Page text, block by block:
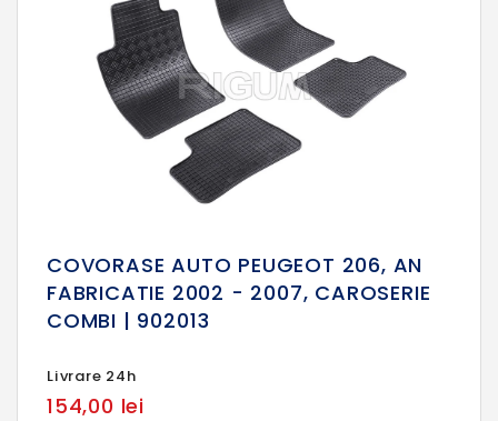
COVORASE AUTO PEUGEOT 206, AN
FABRICATIE 2002 - 2007, CAROSERIE
COMBI | 902013
Livrare 24h
154,00 lei